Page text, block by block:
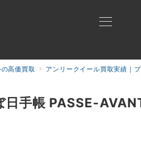
高価買取 アンリークイール買取実績｜
手帳 PASSE-